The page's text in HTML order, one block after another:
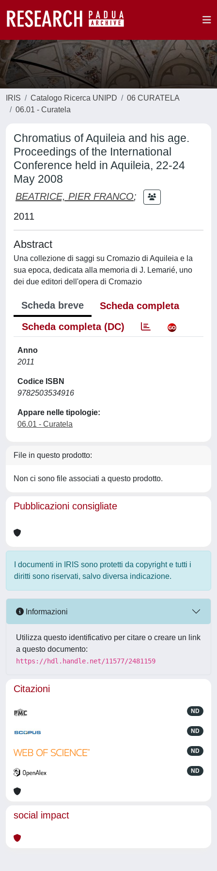
IRIS Catalogo Ricerca UNIPD
06 CURATELA
06.01 - Curatela
Chromatius of Aquileia and his age.
Proceedings of the International
Conference held in Aquileia, 22-24
May 2008
BEATRICE, PIER FRANCO;
2011
Abstract
Una collezione di saggi su Cromazio di Aquileia e la
sua epoca, dedicata alla memoria di J. Lemarié, uno
dei due editori dell'opera di Cromazio
Scheda breve
Scheda completa
Scheda completa (DC)
Anno
2011
Codice ISBN
9782503534916
Appare nelle tipologie:
06.01 - Curatela
File in questo prodotto:
Non ci sono file associati a questo prodotto.
Pubblicazioni consigliate
I documenti in IRIS sono protetti da copyright e tutti i
diritti sono riservati, salvo diversa indicazione.
Informazioni
Utilizza questo identificativo per citare o creare un link
a questo documento:
https://hdl.handle.net/11577/2481159
Citazioni
ND
ND
ND
ND
social impact